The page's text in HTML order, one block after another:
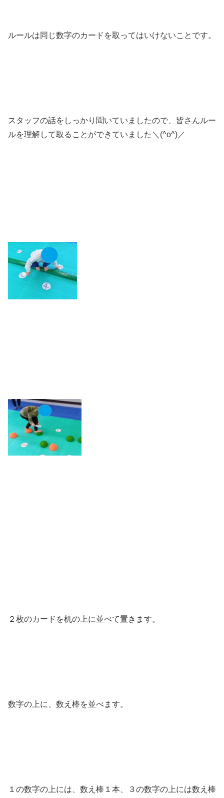
ルールは同じ数字のカードを取ってはいけないことです。
スタッフの話をしっかり聞いていましたので、皆さんルー
ルを理解して取ることができていました＼(^o^)／
２枚のカードを机の上に並べて置きます。
数字の上に、数え棒を並べます。
１の数字の上には、数え棒１本、３の数字の上には数え棒